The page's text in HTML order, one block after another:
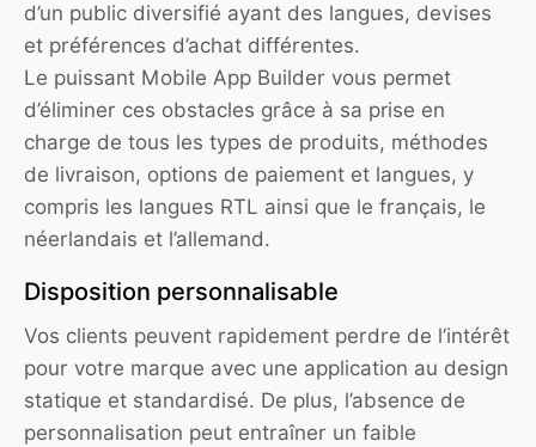
d’un public diversifié ayant des langues, devises
et préférences d’achat différentes.
Le puissant Mobile App Builder vous permet
d’éliminer ces obstacles grâce à sa prise en
charge de tous les types de produits, méthodes
de livraison, options de paiement et langues, y
compris les langues RTL ainsi que le français, le
néerlandais et l’allemand.
Disposition personnalisable
Vos clients peuvent rapidement perdre de l’intérêt
pour votre marque avec une application au design
statique et standardisé. De plus, l’absence de
personnalisation peut entraîner un faible